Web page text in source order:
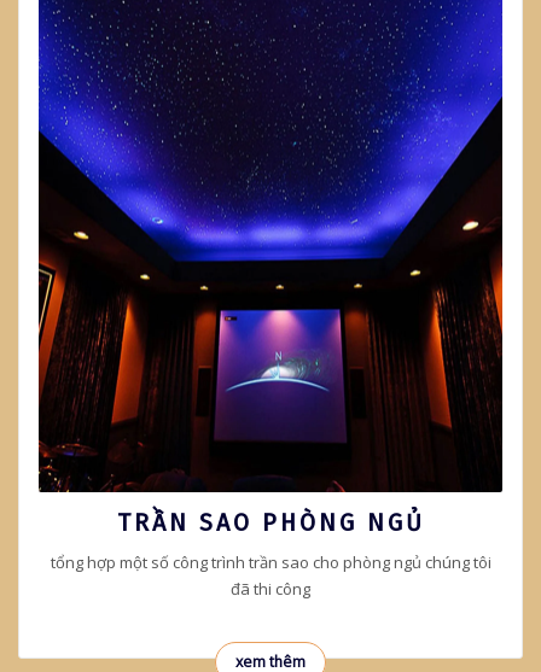
TRẦN SAO PHÒNG NGỦ
tổng hợp một số công trình trần sao cho phòng ngủ chúng tôi
đã thi công
xem thêm